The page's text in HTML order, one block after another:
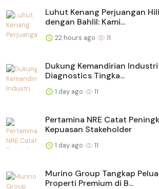
Luhut Kenang Perjuangan
dengan Bahlil: Kami...
22 hours ago 11
Dukung Kemandirian
Diagnostics Tingka...
1 day ago 11
Pertamina NRE Catat
Kepuasan Stakeholder
1 day ago 11
Murino Group Tangkap
Properti Premium di B...